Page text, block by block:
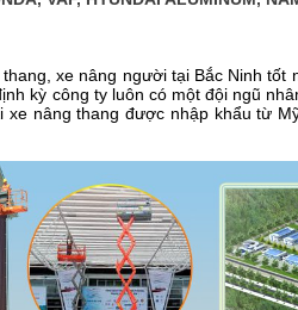
xe nâng người tại Bắc Ninh
kỳ công ty luôn có một đội ngũ
xe nâng thang được nhập khẩu từ